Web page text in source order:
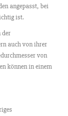
angepasst, bei
ist.
der
auch von ihrer
von
können in einem